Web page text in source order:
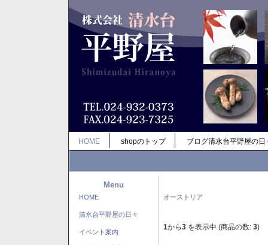
HOME shopのトップ ブログ清水台平野屋の日
Menu
HOME
清水台平野屋の日々
イベント案内
オーストリア
1から3 を表示中 (商品の数: 3)